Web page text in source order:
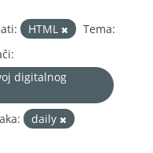
HTML
Tema:
digitalnog
daily